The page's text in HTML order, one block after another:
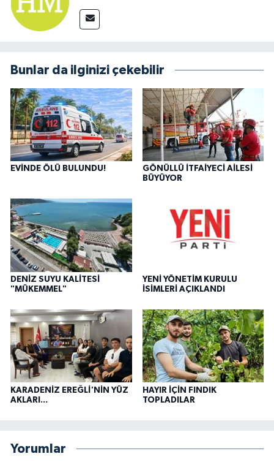
Bunlar da ilginizi çekebilir
EVİNDE ÖLÜ BULUNDU!
GÖNÜLLÜ İTFAİYECİ AİLESİ
BÜYÜYOR
DENİZ SUYU KALİTESİ
"MÜKEMMEL"
YENİ YÖNETİM KURULU
İSİMLERİ AÇIKLANDI
KARADENİZ EREĞLİ'NİN YÜZ
AKLARI...
HAYIR İÇİN FINDIK
TOPLADILAR
Yorumlar